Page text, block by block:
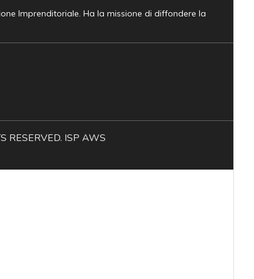
Imprenditoriale. Ha la missione di diffondere la
ISP AWS